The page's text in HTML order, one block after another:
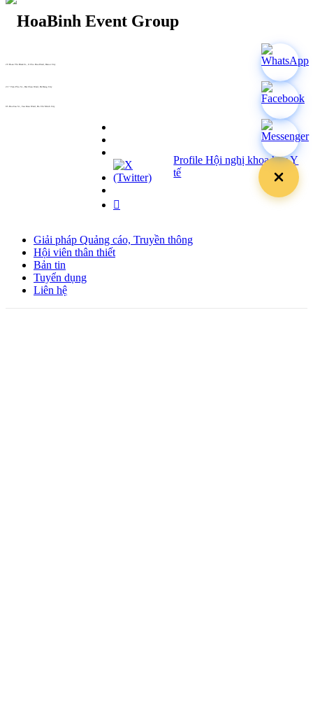
29 Doan Thi Diem St., O Cho Dua Ward, Hanoi City
217 Tran Phu St., Hai Chau Ward, Da Nang City
05 Hoa Cau St., Cau Kieu Ward, Ho Chi Minh City
Profile Hội nghị khoa học Y
tế
Giải pháp Quảng cáo, Truyền thông
Hội viên thân thiết
Bản tin
Tuyển dụng
Liên hệ